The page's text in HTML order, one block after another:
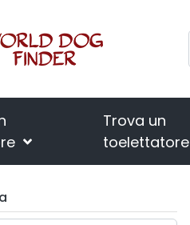
Trova un
toelettatore